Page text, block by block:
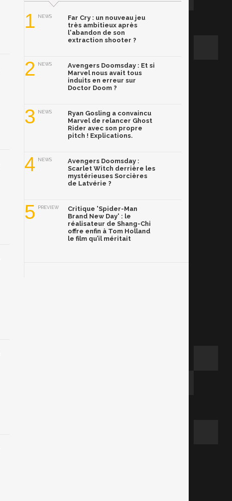
1 NEWS
Far Cry : un nouveau jeu
très ambitieux après
l'abandon de son
extraction shooter ?
2 NEWS
Avengers Doomsday : Et si
Marvel nous avait tous
induits en erreur sur
Doctor Doom ?
3 NEWS
Ryan Gosling a convaincu
Marvel de relancer Ghost
Rider avec son propre
pitch ! Explications.
4 NEWS
Avengers Doomsday :
Scarlet Witch derrière les
mystérieuses Sorcières
de Latvérie ?
5 PREVIEW
Critique 'Spider-Man
Brand New Day' : le
réalisateur de Shang-Chi
offre enfin à Tom Holland
le film qu’il méritait